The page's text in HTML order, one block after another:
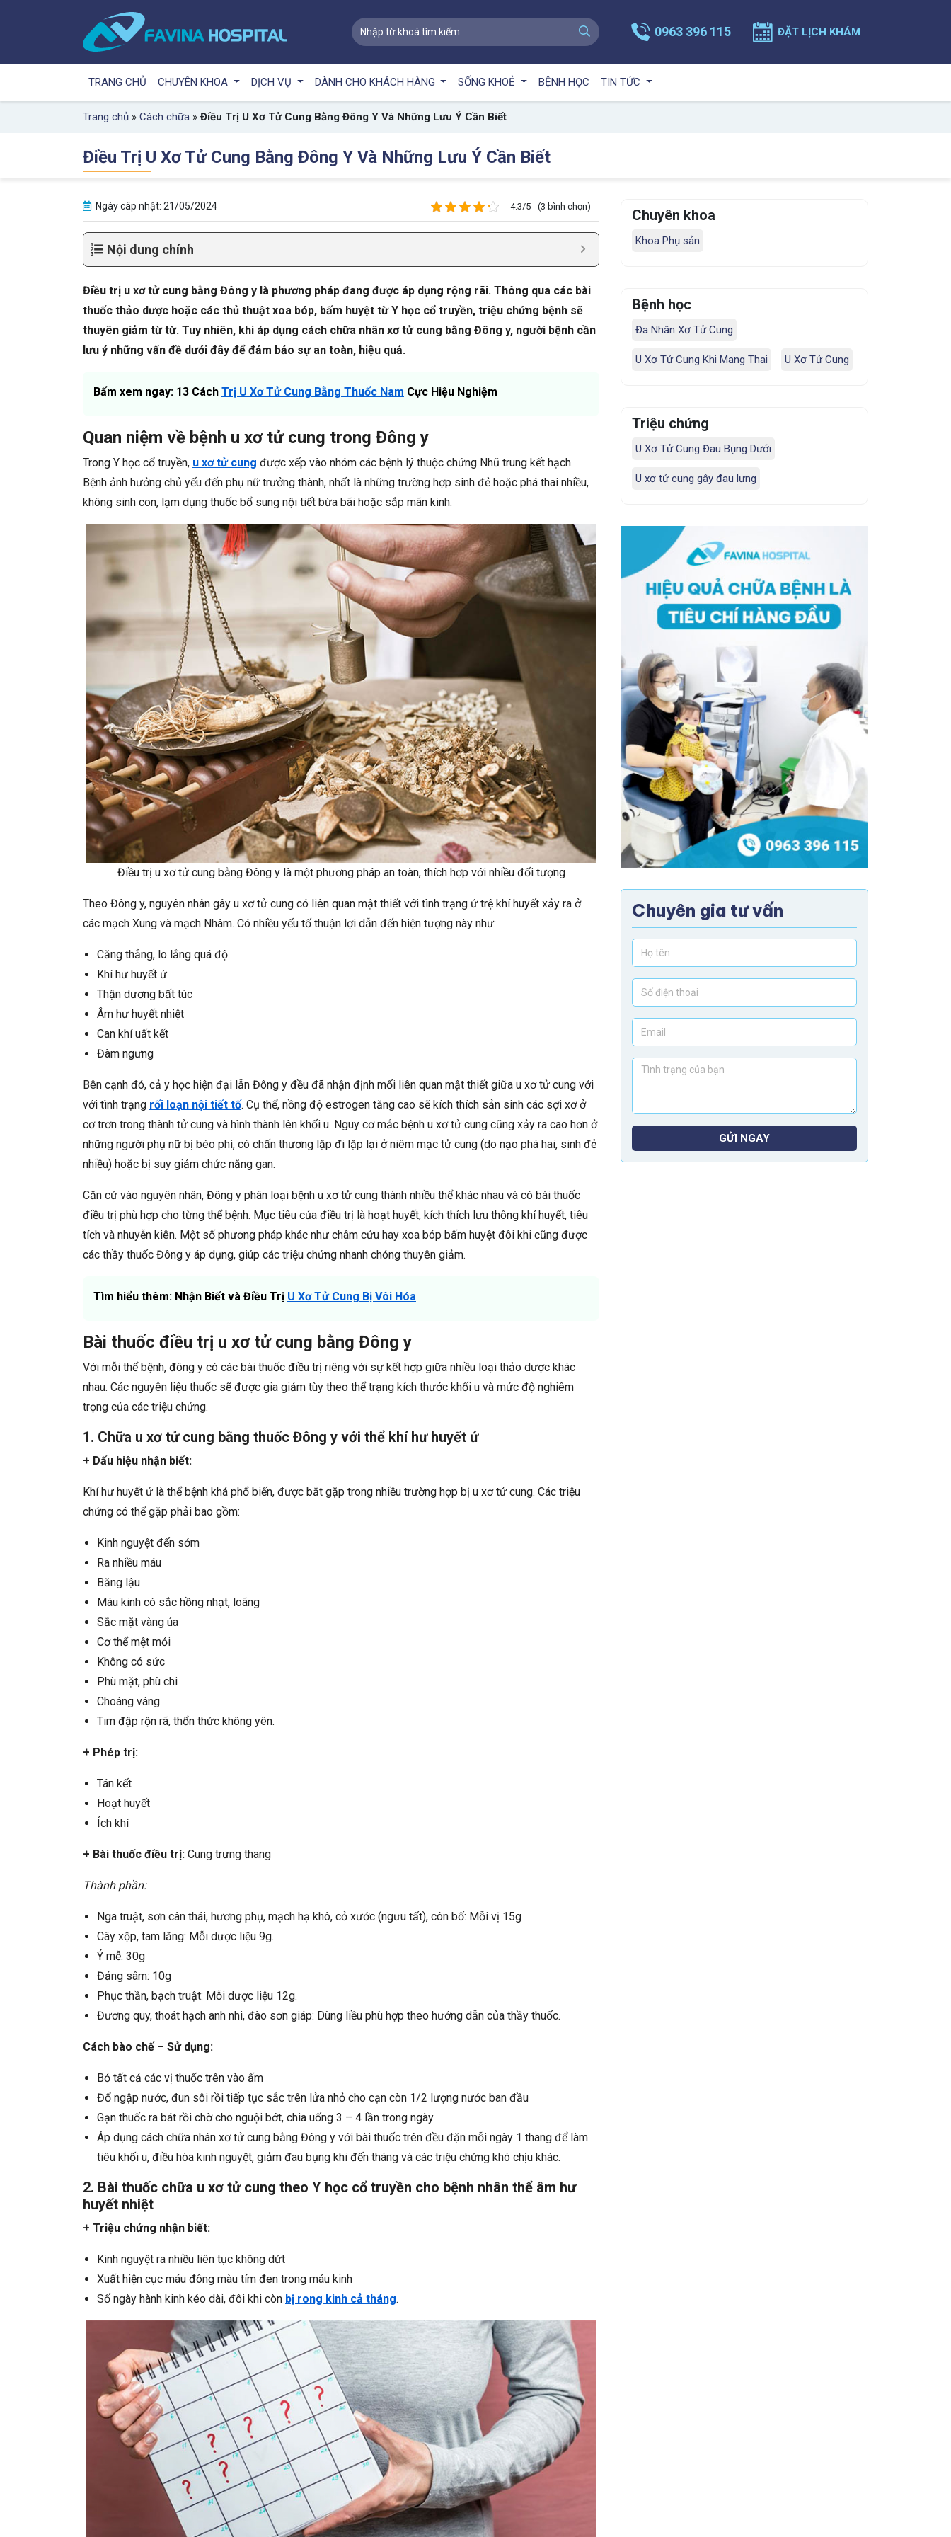
0963 396 115 ĐẶT LỊCH KHÁM
TRANG CHỦ CHUYÊN KHOA DỊCH VỤ DÀNH CHO KHÁCH HÀNG SỐNG KHOẺ BỆNH HỌC TIN TỨC
Trang chủ » Cách chữa » Điều Trị U Xơ Tử Cung Bằng Đông Y Và Những Lưu Ý Cần Biết
Điều Trị U Xơ Tử Cung Bằng Đông Y Và Những Lưu Ý Cần Biết
Ngày câp nhật: 21/05/2024 4.3/5 - (3 bình chọn)
Nội dung chính
Điều trị u xơ tử cung bằng Đông y là phương pháp đang được áp dụng rộng rãi. Thông qua các bài
thuốc thảo dược hoặc các thủ thuật xoa bóp, bấm huyệt từ Y học cổ truyền, triệu chứng bệnh sẽ
thuyên giảm từ từ. Tuy nhiên, khi áp dụng cách chữa nhân xơ tử cung bằng Đông y, người bệnh cần
lưu ý những vấn đề dưới đây để đảm bảo sự an toàn, hiệu quả.
Bấm xem ngay: 13 Cách Trị U Xơ Tử Cung Bằng Thuốc Nam Cực Hiệu Nghiệm
Quan niệm về bệnh u xơ tử cung trong Đông y
Trong Y học cổ truyền, u xơ tử cung được xếp vào nhóm các bệnh lý thuộc chứng Nhũ trung kết hạch.
Bệnh ảnh hưởng chủ yếu đến phụ nữ trưởng thành, nhất là những trường hợp sinh đẻ hoặc phá thai nhiều,
không sinh con, lạm dụng thuốc bổ sung nội tiết bừa bãi hoặc sắp mãn kinh.
Điều trị u xơ tử cung bằng Đông y là một phương pháp an toàn, thích hợp với nhiều đối tượng
Theo Đông y, nguyên nhân gây u xơ tử cung có liên quan mật thiết với tình trạng ứ trệ khí huyết xảy ra ở
các mạch Xung và mạch Nhâm. Có nhiều yếu tố thuận lợi dẫn đến hiện tượng này như:
Căng thẳng, lo lắng quá độ
Khí hư huyết ứ
Thận dương bất túc
Âm hư huyết nhiệt
Can khí uất kết
Đàm ngưng
Bên cạnh đó, cả y học hiện đại lẫn Đông y đều đã nhận định mối liên quan mật thiết giữa u xơ tử cung với
với tình trạng rối loạn nội tiết tố. Cụ thể, nồng độ estrogen tăng cao sẽ kích thích sản sinh các sợi xơ ở
cơ trơn trong thành tử cung và hình thành lên khối u. Nguy cơ mắc bệnh u xơ tử cung cũng xảy ra cao hơn ở
những người phụ nữ bị béo phì, có chấn thương lặp đi lặp lại ở niêm mạc tử cung (do nạo phá hai, sinh đẻ
nhiều) hoặc bị suy giảm chức năng gan.
Căn cứ vào nguyên nhân, Đông y phân loại bệnh u xơ tử cung thành nhiều thể khác nhau và có bài thuốc
điều trị phù hợp cho từng thể bệnh. Mục tiêu của điều trị là hoạt huyết, kích thích lưu thông khí huyết, tiêu
tích và nhuyễn kiên. Một số phương pháp khác như châm cứu hay xoa bóp bấm huyệt đôi khi cũng được
các thầy thuốc Đông y áp dụng, giúp các triệu chứng nhanh chóng thuyên giảm.
Tìm hiểu thêm: Nhận Biết và Điều Trị U Xơ Tử Cung Bị Vôi Hóa
Bài thuốc điều trị u xơ tử cung bằng Đông y
Với mỗi thể bệnh, đông y có các bài thuốc điều trị riêng với sự kết hợp giữa nhiều loại thảo dược khác
nhau. Các nguyên liệu thuốc sẽ được gia giảm tùy theo thể trạng kích thước khối u và mức độ nghiêm
trọng của các triệu chứng.
1. Chữa u xơ tử cung bằng thuốc Đông y với thể khí hư huyết ứ
+ Dấu hiệu nhận biết:
Khí hư huyết ứ là thể bệnh khá phổ biến, được bắt gặp trong nhiều trường hợp bị u xơ tử cung. Các triệu
chứng có thể gặp phải bao gồm:
Kinh nguyệt đến sớm
Ra nhiều máu
Băng lậu
Máu kinh có sắc hồng nhạt, loãng
Sắc mặt vàng úa
Cơ thể mệt mỏi
Không có sức
Phù mặt, phù chi
Choáng váng
Tim đập rộn rã, thổn thức không yên.
+ Phép trị:
Tán kết
Hoạt huyết
Ích khí
+ Bài thuốc điều trị: Cung trưng thang
Thành phần:
Nga truật, sơn cân thái, hương phụ, mạch hạ khô, cỏ xước (ngưu tất), côn bố: Mỗi vị 15g
Cây xộp, tam lăng: Mỗi dược liệu 9g.
Ý mễ: 30g
Đảng sâm: 10g
Phục thần, bạch truật: Mỗi dược liệu 12g.
Đương quy, thoát hạch anh nhi, đào sơn giáp: Dùng liều phù hợp theo hướng dẫn của thầy thuốc.
Cách bào chế – Sử dụng:
Bỏ tất cả các vị thuốc trên vào ấm
Đổ ngập nước, đun sôi rồi tiếp tục sắc trên lửa nhỏ cho cạn còn 1/2 lượng nước ban đầu
Gạn thuốc ra bát rồi chờ cho nguội bớt, chia uống 3 – 4 lần trong ngày
Áp dụng cách chữa nhân xơ tử cung bằng Đông y với bài thuốc trên đều đặn mỗi ngày 1 thang để làm
tiêu khối u, điều hòa kinh nguyệt, giảm đau bụng khi đến tháng và các triệu chứng khó chịu khác.
2. Bài thuốc chữa u xơ tử cung theo Y học cổ truyền cho bệnh nhân thể âm hư
huyết nhiệt
+ Triệu chứng nhận biết:
Kinh nguyệt ra nhiều liên tục không dứt
Xuất hiện cục máu đông màu tím đen trong máu kinh
Số ngày hành kinh kéo dài, đôi khi còn bị rong kinh cả tháng.
Chuyên khoa
Khoa Phụ sản
Bệnh học
Đa Nhân Xơ Tử Cung
U Xơ Tử Cung Khi Mang Thai U Xơ Tử Cung
Triệu chứng
U Xơ Tử Cung Đau Bụng Dưới
U xơ tử cung gây đau lưng
Chuyên gia tư vấn
GỬI NGAY